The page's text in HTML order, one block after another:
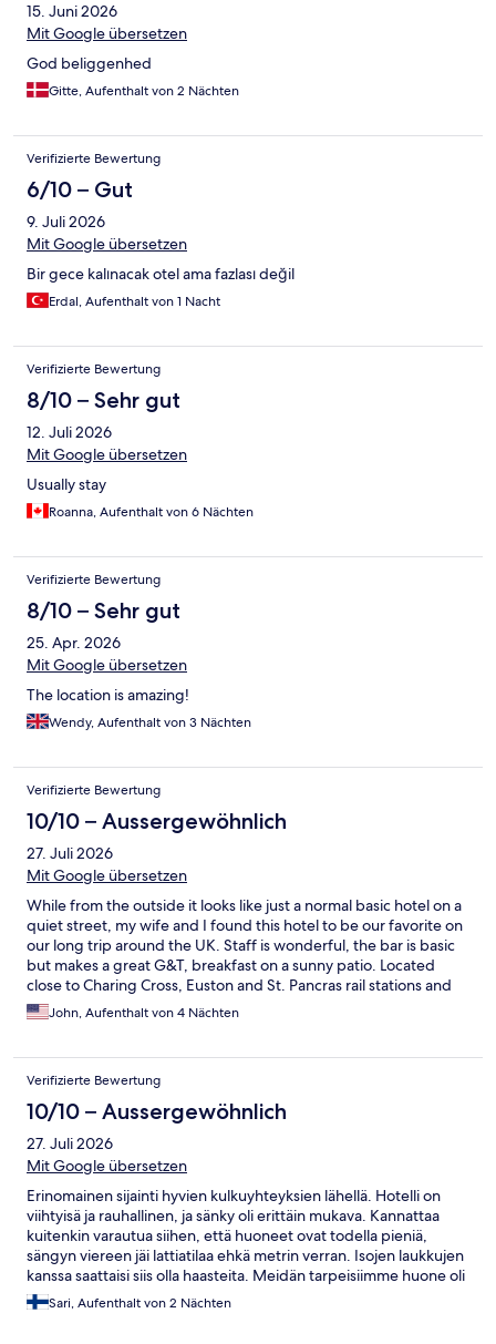
15. Juni 2026
Mit Google übersetzen
God beliggenhed
Gitte, Aufenthalt von 2 Nächten
Verifizierte Bewertung
6/10 – Gut
9. Juli 2026
Mit Google übersetzen
Bir gece kalınacak otel ama fazlası değil
Erdal, Aufenthalt von 1 Nacht
Verifizierte Bewertung
8/10 – Sehr gut
12. Juli 2026
Mit Google übersetzen
Usually stay
Roanna, Aufenthalt von 6 Nächten
Verifizierte Bewertung
8/10 – Sehr gut
25. Apr. 2026
Mit Google übersetzen
The location is amazing!
Wendy, Aufenthalt von 3 Nächten
Verifizierte Bewertung
10/10 – Aussergewöhnlich
27. Juli 2026
Mit Google übersetzen
While from the outside it looks like just a normal basic hotel on a
quiet street, my wife and I found this hotel to be our favorite on
our long trip around the UK. Staff is wonderful, the bar is basic
but makes a great G&T, breakfast on a sunny patio. Located
close to Charing Cross, Euston and St. Pancras rail stations and
Underground, getting there and getting around London is easy.
Lots of good restaurants all around. Even though there is no lift
worth it.
John, Aufenthalt von 4 Nächten
Verifizierte Bewertung
10/10 – Aussergewöhnlich
27. Juli 2026
Mit Google übersetzen
Erinomainen sijainti hyvien kulkuyhteyksien lähellä. Hotelli on
viihtyisä ja rauhallinen, ja sänky oli erittäin mukava. Kannattaa
kuitenkin varautua siihen, että huoneet ovat todella pieniä,
sängyn viereen jäi lattiatilaa ehkä metrin verran. Isojen laukkujen
kanssa saattaisi siis olla haasteita. Meidän tarpeisiimme huone oli
kuitenkin oikein sopiva, ja ilmastointi mukava bonus keskikesän
helteillä.
Sari, Aufenthalt von 2 Nächten